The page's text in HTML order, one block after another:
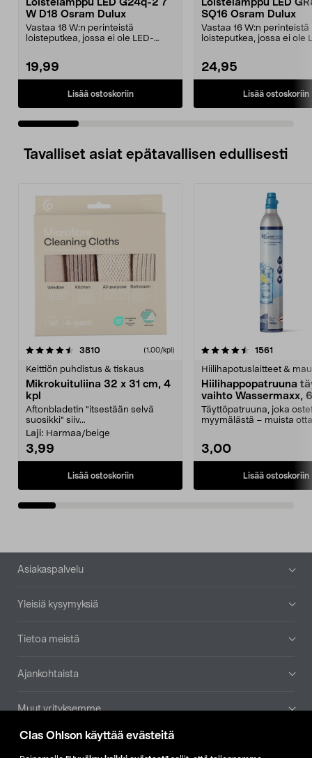
Clas Ohlson käyttää evästeitä
Loistelamppu LED G24q-2 7
W D18 Osram Dulux
Vastaa 18 W:n perinteistä
loisteputkea, jossa ei ole LED-
19,99
Lisää ostoskoriin
Loistelamppu LED
SQ16 Osram Dulux
Vastaa 16 W:n perinteistä
loisteputkea, jossa ei ole
24,95
Lisää ostoskoriin
Tavalliset asiat epätavallisen edullisesti
3810arvostelut (1,00/kpl)
Keittiön puhdistus & tiskaus
Mikrokuituliina 32 x 31 cm, 4
kpl
Aftonbladetin "itsestään selvä
suosikki" siiv...
Laji: Harmaa/beige
3,99
Lisää ostoskoriin
4.5viidestä
1561
Hiilihapotuslaitteet &
Hiilihappopatruuna
vaihto Wassermaxx,
Täyttöpatruuna, joka
myymälästä – muista
3,00
Lisää ostoskoriin
4.5viidestä
Alatunniste
Asiakaspalvelu
Yleisiä kysymyksiä
Tietoa meistä
Ajankohtaista
Muut yrityksemme
Etsi myymälä